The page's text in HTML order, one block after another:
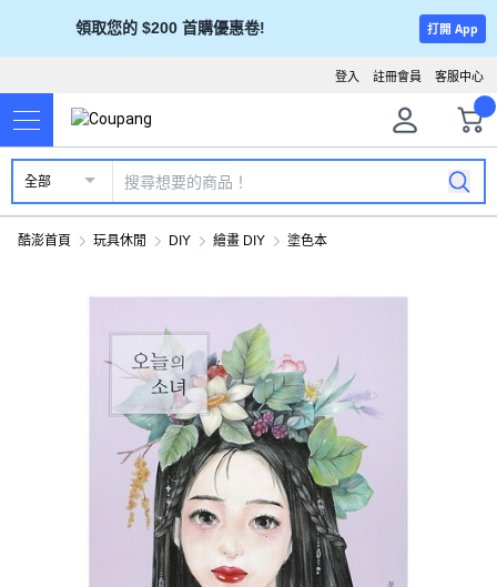
領取您的 $200 首購優惠卷! 打開 App
客服中心
註冊會員
登入
全部
酷澎首頁 玩具休閒 DIY 繪畫 DIY 塗色本